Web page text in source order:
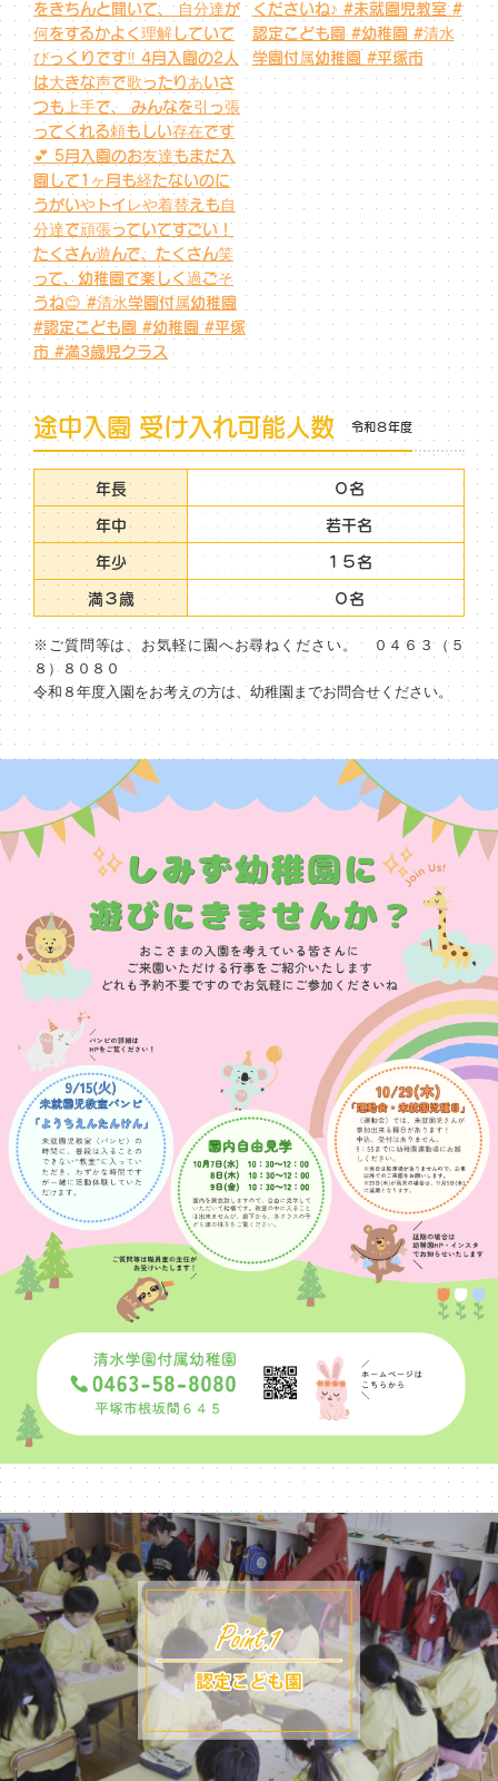
途中入園 受け入れ可能人数 令和８年度
年長
０名
年中
若干名
年少
１５名
満３歳
０名
※ご質問等は、お気軽に園へお尋ねください。 ０４６３（５
８）８０８０
令和８年度入園をお考えの方は、幼稚園までお問合せください。